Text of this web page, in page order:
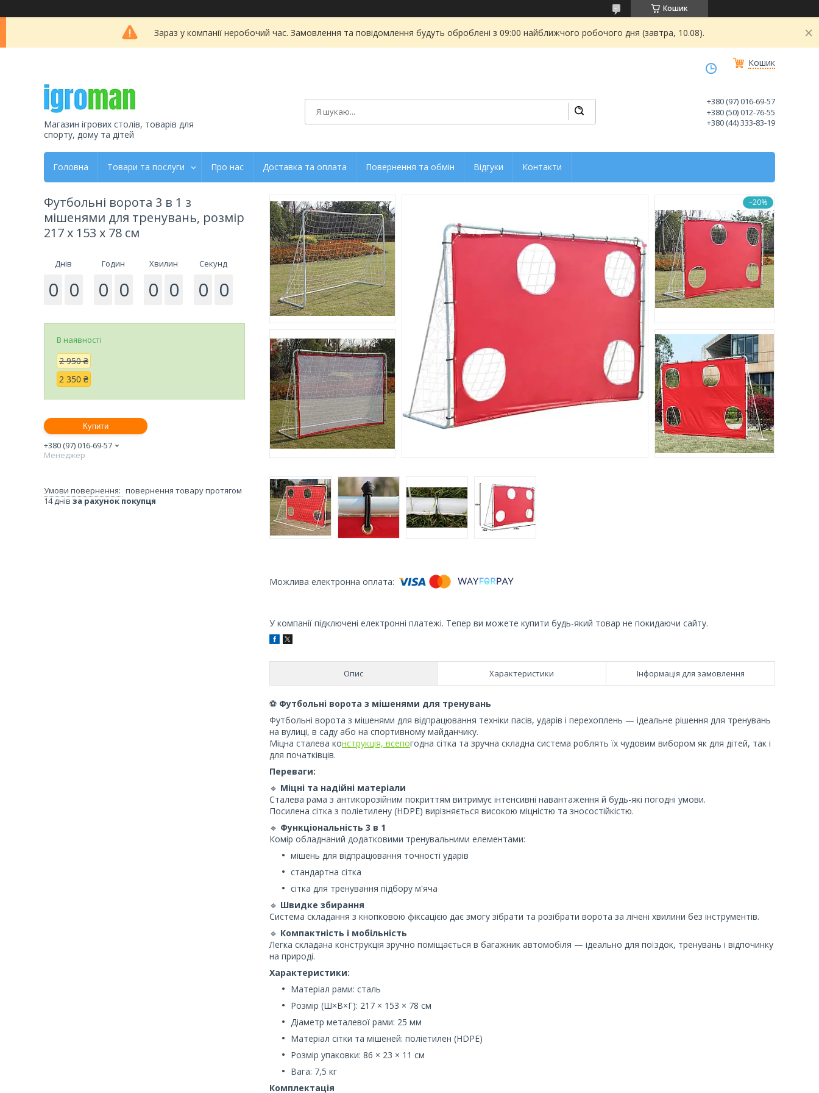
Кошик
Зараз у компанії неробочий час. Замовлення та повідомлення будуть оброблені з 09:00 найближчого робочого дня (завтра, 10.08).
Кошик
Магазин ігрових столів, товарів для
спорту, дому та дітей
+380 (97) 016-69-57
+380 (50) 012-76-55
+380 (44) 333-83-19
Головна Товари та послуги Про нас Доставка та оплата Повернення та обмін Відгуки Контакти
–20%
У компанії підключені електронні платежі. Тепер ви можете купити будь-який товар не покидаючи сайту.
Опис Характеристики Інформація для замовлення
⚽ Футбольні ворота з мішенями для тренувань
Футбольні ворота з мішенями для відпрацювання техніки пасів, ударів і перехоплень — ідеальне рішення для тренувань
на вулиці, в саду або на спортивному майданчику.
Міцна сталева конструкція, всепогодна сітка та зручна складна система роблять їх чудовим вибором як для дітей, так і
для початківців.
Переваги:
🔹 Міцні та надійні матеріали
Сталева рама з антикорозійним покриттям витримує інтенсивні навантаження й будь-які погодні умови.
Посилена сітка з поліетилену (HDPE) вирізняється високою міцністю та зносостійкістю.
🔹 Функціональність 3 в 1
Комір обладнаний додатковими тренувальними елементами:
мішень для відпрацювання точності ударів
стандартна сітка
сітка для тренування підбору м'яча
🔹 Швидке збирання
Система складання з кнопковою фіксацією дає змогу зібрати та розібрати ворота за лічені хвилини без інструментів.
🔹 Компактність і мобільність
Легка складана конструкція зручно поміщається в багажник автомобіля — ідеально для поїздок, тренувань і відпочинку
на природі.
Характеристики:
Матеріал рами: сталь
Розмір (Ш×В×Г): 217 × 153 × 78 см
Діаметр металевої рами: 25 мм
Матеріал сітки та мішеней: поліетилен (HDPE)
Розмір упаковки: 86 × 23 × 11 см
Вага: 7,5 кг
Комплектація
Футбольні ворота 3 в 1 з
мішенями для тренувань, розмір
217 x 153 x 78 см
Днів
0 0
Годин
0 0
Хвилин
0 0
Секунд
0 0
В наявності
2 950 ₴
2 350 ₴
Купити
+380 (97) 016-69-57
Менеджер
повернення товару протягом
14 днів за рахунок покупця